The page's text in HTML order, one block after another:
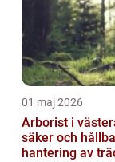
01 maj 2026
Arborist i västerås
säker och
hantering av